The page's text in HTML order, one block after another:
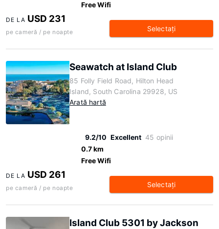
Free Wifi
DE LA USD 231
pe cameră / pe noapte Selectaţi
Seawatch at Island Club
85 Folly Field Road, Hilton Head
Island, South Carolina 29928, US
Arată hartă
9.2/10 Excellent 45 opinii
0.7 km
Free Wifi
DE LA USD 261
pe cameră / pe noapte Selectaţi
Island Club 5301 by Jackson